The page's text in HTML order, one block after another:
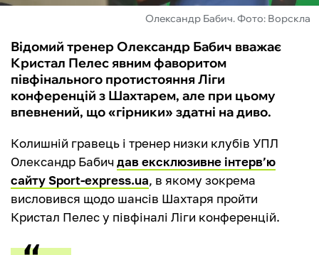
Олександр Бабич. Фото: Ворскла
Відомий тренер Олександр Бабич вважає
Кристал Пелес явним фаворитом
півфінального протистояння Ліги
конференцій з Шахтарем, але при цьому
впевнений, що «гірники» здатні на диво.
Колишній гравець і тренер низки клубів УПЛ
Олександр Бабич дав ексклюзивне інтерв’ю
сайту Sport-express.ua, в якому зокрема
висловився щодо шансів Шахтаря пройти
Кристал Пелес у півфіналі Ліги конференцій.